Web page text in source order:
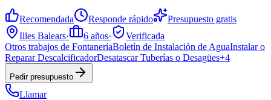
Recomendada Responde rápido
Presupuesto gratis
Illes Balears· 6 años·
Verificada
Otros trabajos de FontaneríaBoletín de Instalación de AguaInstalar o
Reparar DescalcificadorDesatascar Tuberías o Desagües+4
Pedir presupuesto
Llamar